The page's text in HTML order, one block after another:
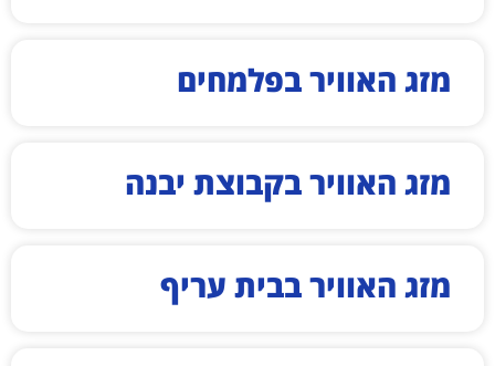
מזג האוויר בפלמחים
מזג האוויר בקבוצת יבנה
מזג האוויר בבית עריף